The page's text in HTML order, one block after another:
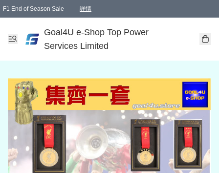
F1 End of Season Sale 詳情
Goal4U e-Shop Top Power
Services Limited